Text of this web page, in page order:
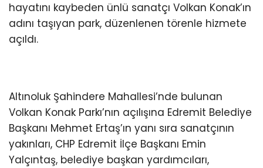
hayatını kaybeden ünlü sanatçı Volkan Konak’ın
adını taşıyan park, düzenlenen törenle hizmete
açıldı.
Altınoluk Şahindere Mahallesi’nde bulunan
Volkan Konak Parkı’nın açılışına Edremit Belediye
Başkanı Mehmet Ertaş’ın yanı sıra sanatçının
yakınları, CHP Edremit İlçe Başkanı Emin
Yalçıntaş, belediye başkan yardımcıları,